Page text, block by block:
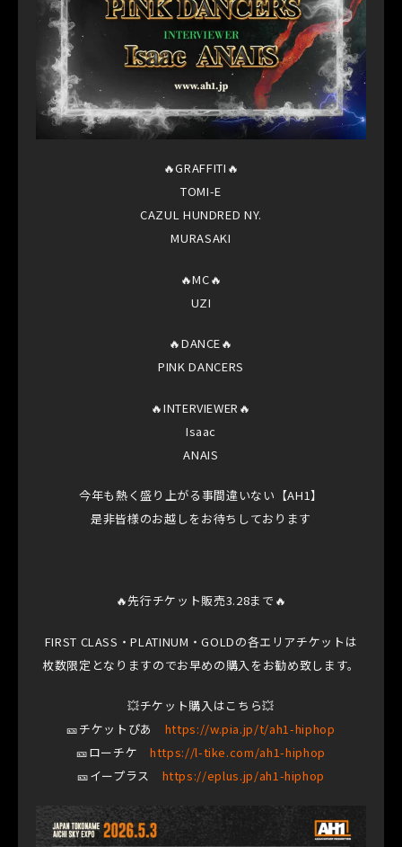
🔥GRAFFITI🔥
TOMI-E
CAZUL HUNDRED NY.
MURASAKI
🔥MC🔥
UZI
🔥DANCE🔥
PINK DANCERS
🔥INTERVIEWER🔥
Isaac
ANAIS
今年も熱く盛り上がる事間違いない【AH1】
是非皆様のお越しをお待ちしております
🔥先行チケット販売3.28まで🔥
FIRST CLASS・PLATINUM・GOLDの各エリアチケットは
枚数限定となりますのでお早めの購入をお勧め致します。
💥チケット購入はこちら💥
🎫チケットぴあ https://w.pia.jp/t/ah1-hiphop
🎫ローチケhttps://l-tike.com/ah1-hiphop
🎫イープラス https://eplus.jp/ah1-hiphop